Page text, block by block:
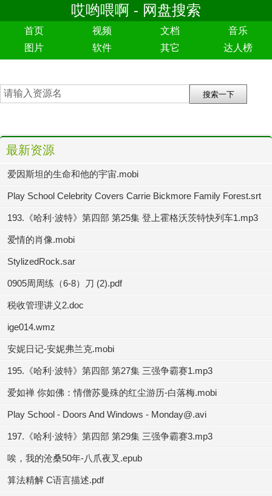
哎哟喂啊 - 网盘搜索
首页 视频 文档
音乐
图片
软件 其它 达人榜
最新资源
爱因斯坦的生命和他的宇宙.mobi
Play School Celebrity Covers Carrie Bickmore Family Forest.srt
193.《哈利·波特》第四部 第25集 登上霍格沃茨特快列车1.mp3
爱情的肖像.mobi
StylizedRock.sar
0905周周练（6-8）刀 (2).pdf
税收管理讲义2.doc
ige014.wmz
安妮日记-安妮弗兰克.mobi
195.《哈利·波特》第四部 第27集 三强争霸赛1.mp3
爱如禅 你如佛：情僧苏曼殊的红尘游历-白落梅.mobi
Play School - Doors And Windows - Monday@.avi
197.《哈利·波特》第四部 第29集 三强争霸赛3.mp3
唉，我的沧桑50年-八爪夜叉.epub
算法精解 C语言描述.pdf